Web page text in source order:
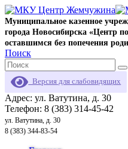
Муниципальное казенное
города Новосибирска «Центр
оставшимся без попечения
Поиск
Версия для слабовидящих
Адрес: ул. Ватутина, д. 30
Телефон: 8 (383) 314-45-42
ул. Ватутина, д. 30
8 (383) 344-83-54